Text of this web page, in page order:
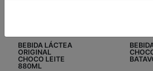
BEBIDA LÁCTEA
ORIGINAL
CHOCO LEITE
880ML